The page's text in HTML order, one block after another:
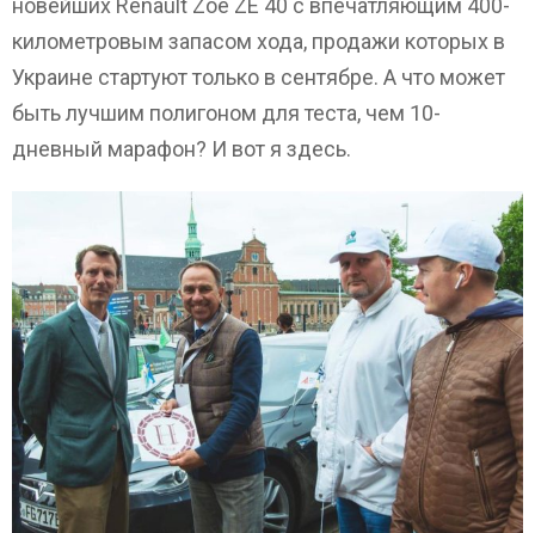
новейших Renault Zoe ZE 40 c впечатляющим 400-
километровым запасом хода, продажи которых в
Украине стартуют только в сентябре. А что может
быть лучшим полигоном для теста, чем 10-
дневный марафон? И вот я здесь.